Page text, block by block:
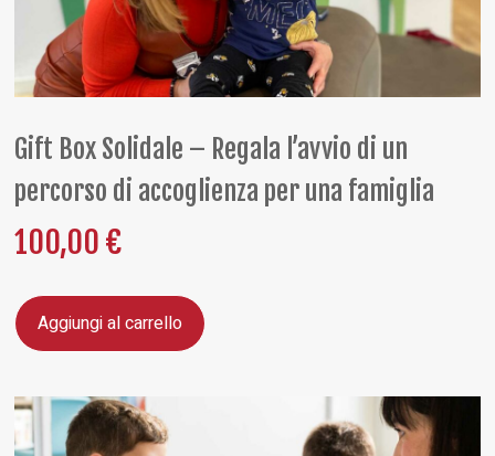
Gift Box Solidale – Regala l’avvio di un
percorso di accoglienza per una famiglia
100,00€
Aggiungi al carrello